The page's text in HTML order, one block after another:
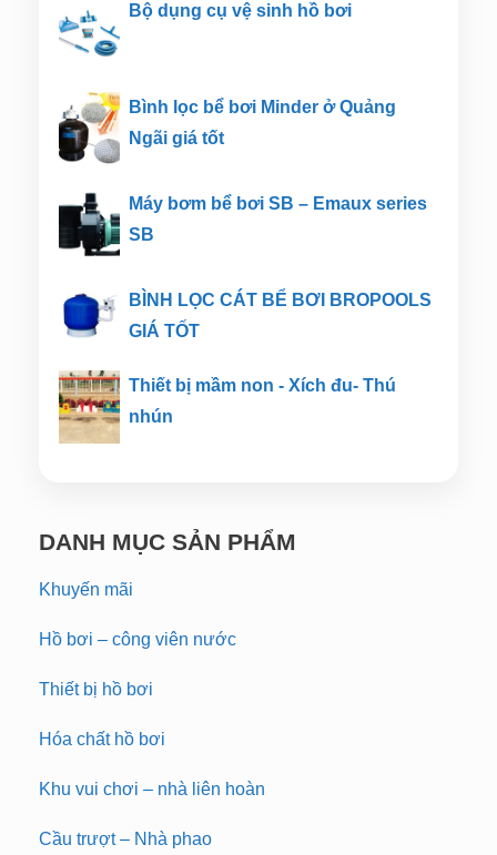
Bộ dụng cụ vệ sinh hồ bơi
Bình lọc bể bơi Minder ở Quảng
Ngãi giá tốt
Máy bơm bể bơi SB – Emaux series
SB
BÌNH LỌC CÁT BỂ BƠI BROPOOLS
GIÁ TỐT
Thiết bị mầm non - Xích đu- Thú
nhún
DANH MỤC SẢN PHẨM
Khuyến mãi
Hồ bơi – công viên nước
Thiết bị hồ bơi
Hóa chất hồ bơi
Khu vui chơi – nhà liên hoàn
Cầu trượt – Nhà phao